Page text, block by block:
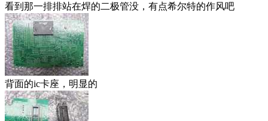
看到那一排排站在焊的二极管没，有点希尔特的作风吧
背面的ic卡座，明显的